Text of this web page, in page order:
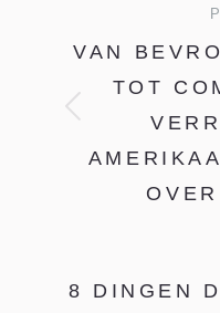
NAVIGATION
VAN
TOT
8 DINGEN